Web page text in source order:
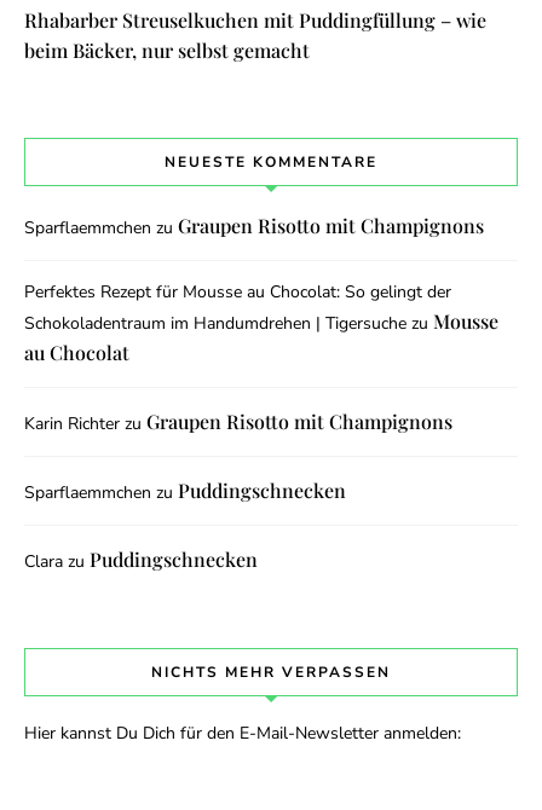
Rhabarber Streuselkuchen mit Puddingfüllung – wie
beim Bäcker, nur selbst gemacht
NEUESTE KOMMENTARE
Sparflaemmchen zu Graupen Risotto mit Champignons
Perfektes Rezept für Mousse au Chocolat: So gelingt der
Schokoladentraum im Handumdrehen | Tigersuche zu Mousse
au Chocolat
Karin Richter zu Graupen Risotto mit Champignons
Sparflaemmchen zu Puddingschnecken
Clara zu Puddingschnecken
NICHTS MEHR VERPASSEN
Hier kannst Du Dich für den E-Mail-Newsletter anmelden: